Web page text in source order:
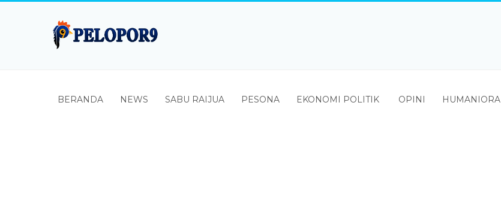
BERANDA NEWS SABU RAIJUA PESONA EKONOMI POLITIK OPINI HUMANIORA